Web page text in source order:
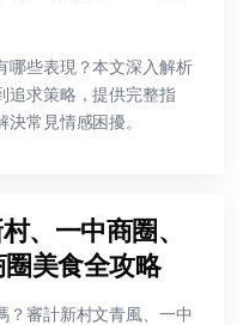
哪些表現？本文深入解析
追求策略，提供完整指
常見情感困擾。
、一中商圈、
美食全攻略
？審計新村文青風、一中